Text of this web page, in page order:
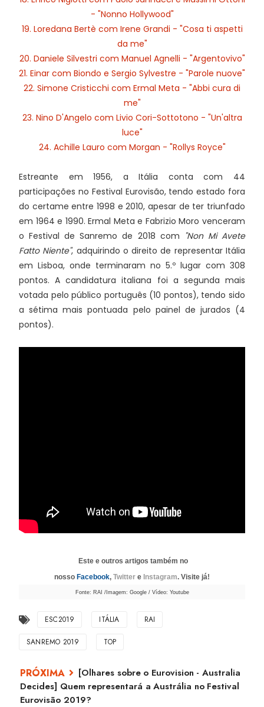
- "Nonno Hollywood"
19. Loredana Bertè com Irene Grandi - "Cosa ti aspetti
da me"
20. Daniele Silvestri com Manuel Agnelli - "Argentovivo"
21. Einar com Biondo e Sergio Sylvestre - "Parole nuove"
22. Simone Cristicchi com Ermal Meta - "Abbi cura di
me"
23. Nino D'Angelo com Livio Cori-Sottotono - "Un'altra
luce"
24. Achille Lauro com Morgan - "Rollys Royce"
Estreante em 1956, a Itália conta com 44
participações no Festival Eurovisão, tendo estado fora
do certame entre 1998 e 2010, apesar de ter triunfado
em 1964 e 1990. Ermal Meta e Fabrizio Moro venceram
o Festival de Sanremo de 2018 com "Non Mi Avete
Fatto Niente", adquirindo o direito de representar Itália
em Lisboa, onde terminaram no 5.º lugar com 308
pontos. A candidatura italiana foi a segunda mais
votada pelo público português (10 pontos), tendo sido
a sétima mais pontuada pelo painel de jurados (4
pontos).
Este e outros artigos também no
nosso Facebook, Twitter e Instagram. Visite já!
Fonte: RAI /Imagem: Google / Vídeo: Youtube
ESC2019 ITÁLIA RAI
SANREMO 2019 TOP
[Olhares sobre o Eurovision - Australia
Decides] Quem representará a Austrália no Festival
Eurovisão 2019?